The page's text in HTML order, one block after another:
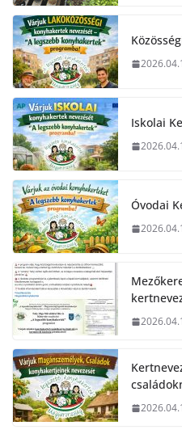
Iskolai
Óvodai